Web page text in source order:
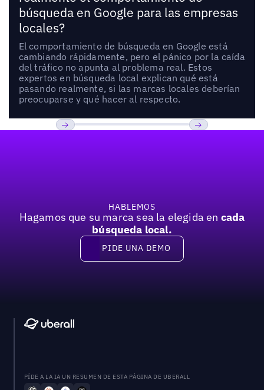
búsqueda en Google para las empresas
locales?
El comportamiento de búsqueda en Google está
cambiando rápidamente, pero el pánico por la caída
del tráfico no apunta al problema real. Estos
expertos en búsqueda local explican qué está
pasando realmente, si las marcas locales deberían
preocuparse y qué hacer al respecto.
HABLEMOS
Hagamos que su marca sea la elegida en cada
búsqueda local.
Pide una demo
PIDE UNA DEMO
PÍDE A LA IA UN RESUMEN DE ESTA PÁGINA DE UBERALL